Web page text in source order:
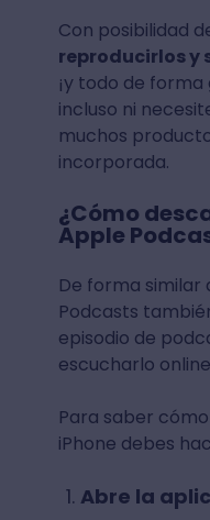
Con posibilidad
reproducirlos y
¡y todo de
incluso ni
muchos
incorporada.
¿Cómo
Apple
De forma similar
Podcasts
episodio de
escucharlo
Para saber
iPhone debes
Abre la